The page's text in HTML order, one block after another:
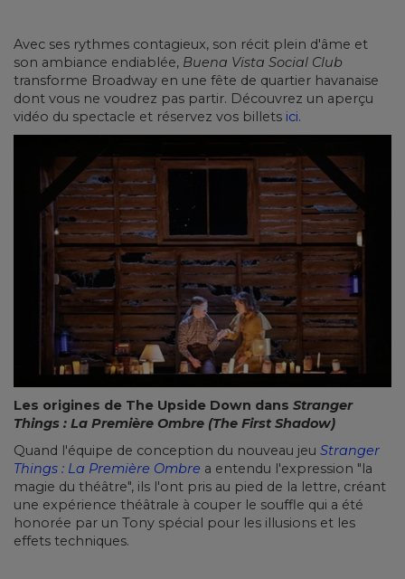
Avec ses rythmes contagieux, son récit plein d'âme et
son ambiance endiablée, Buena Vista Social Club
transforme Broadway en une fête de quartier havanaise
dont vous ne voudrez pas partir. Découvrez un aperçu
vidéo du spectacle et réservez vos billets ici.
Les origines de The Upside Down dans Stranger
Things : La Première Ombre (The First Shadow)
Quand l'équipe de conception du nouveau jeu Stranger
Things : La Première Ombre a entendu l'expression "la
magie du théâtre", ils l'ont pris au pied de la lettre, créant
une expérience théâtrale à couper le souffle qui a été
honorée par un Tony spécial pour les illusions et les
effets techniques.